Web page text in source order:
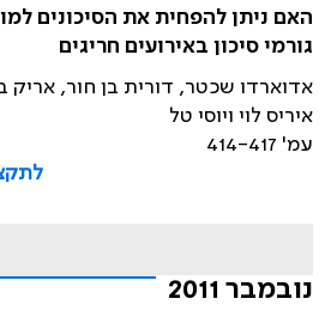
האם ניתן להפחית את הסיכונים
גורמי סיכון באירועים חריגים
אדוארדו שכטר, דורית בן חור, אריק
איריס לוי ויוסי טל
עמ' 414-417
נובמבר 2011